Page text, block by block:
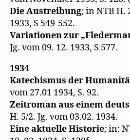
Die Austreibung;in NTB H.
1933, S 549-552.
Variationen zur
Jg. vom 09. 12. 1933, S 577.
1934
Katechismus der
vom 27.01 1934, S. 92.
Zeitroman aus einem
H. 5/2. Jg. vom 03.02. 1934.
Eine aktuelle Historie;in: